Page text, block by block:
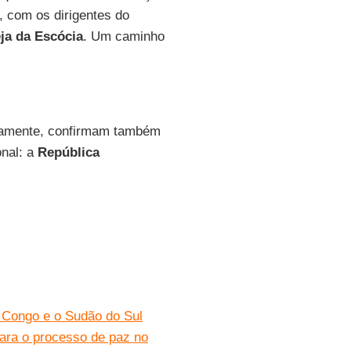
com os dirigentes do
da Escócia. Um caminho
confirmam também
a República
e o Sudão do Sul
o processo de paz no